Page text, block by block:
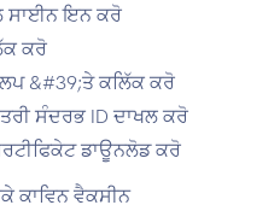
ਸਾਈਨ ਇਨ ਕਰੋ
ਕਰੋ
&#39;ਤੇ ਕਲਿੱਕ ਕਰੋ
ਸੰਦਰਭ ID ਦਾਖਲ ਕਰੋ
ਡਾਊਨਲੋਡ ਕਰੋ
ਕਾਵਿਨ ਵੈਕਸੀਨ